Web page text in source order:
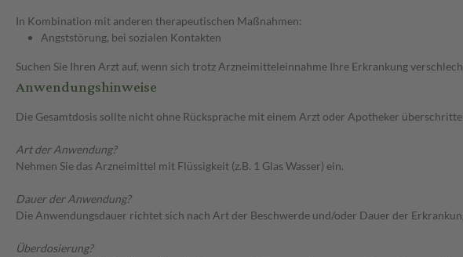
In Kombination mit anderen therapeutischen Maßnahmen:
Angststörung, bei sozialen Kontakten
Suchen Sie Ihren Arzt auf, wenn sich trotz Arzneimitteleinnahme Ihre Erkrankung
Anwendungshinweise
Die Gesamtdosis sollte nicht ohne Rücksprache mit einem Arzt oder Apotheker
Art der Anwendung?
Nehmen Sie das Arzneimittel mit Flüssigkeit (z.B. 1 Glas Wasser) ein.
Dauer der Anwendung?
Die Anwendungsdauer richtet sich nach Art der Beschwerde und/oder Dauer der
Überdosierung?